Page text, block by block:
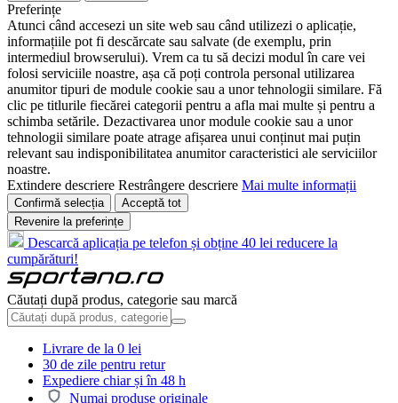
Preferințe
Atunci când accesezi un site web sau când utilizezi o aplicație,
informațiile pot fi descărcate sau salvate (de exemplu, prin
intermediul browserului). Vrem ca tu să decizi modul în care vei
folosi serviciile noastre, așa că poți controla personal utilizarea
anumitor tipuri de module cookie sau a unor tehnologii similare. Fă
clic pe titlurile fiecărei categorii pentru a afla mai multe și pentru a
schimba setările. Dezactivarea unor module cookie sau a unor
tehnologii similare poate atrage afișarea unui conținut mai puțin
relevant sau indisponibilitatea anumitor caracteristici ale serviciilor
noastre.
Extindere descriere Restrângere descriere Mai multe informații
Confirmă selecția
Acceptă tot
Revenire la preferințe
Descarcă aplicația pe telefon și obține 40 lei reducere la
cumpărături!
Căutați după produs, categorie sau marcă
Livrare de la 0 lei
30 de zile pentru retur
Expediere chiar și în 48 h
Numai produse originale